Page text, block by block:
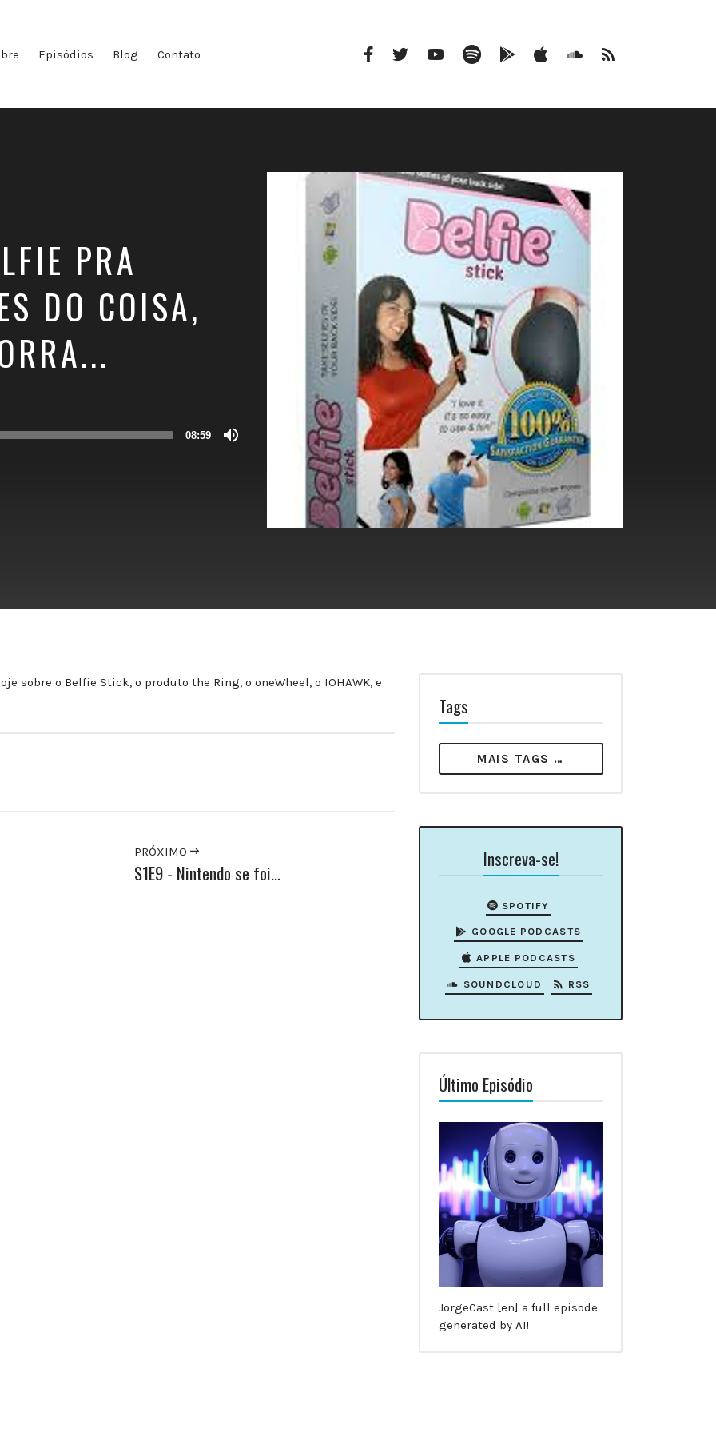
Episódios Blog Contato FacebookTwitterYoutube Spotify
Google
PodcastsPodcasts
Soundcloud
PRA
DO COISA,
08:59
sobre o Belfie Stick, o produto the Ring, o oneWheel, o IOHAWK, e
PRÓXIMO
S1E9 - Nintendo se foi...
Tags
MAIS TAGS …
Inscreva-se!
SPOTIFY
GOOGLE PODCASTS
APPLE PODCASTS
SOUNDCLOUD RSS
Último Episódio
JorgeCast [en] a full episode
generated by AI!